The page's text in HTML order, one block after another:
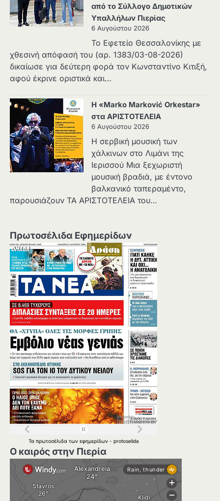
από το Σύλλογο Δημοτικών
Υπαλλήλων Πιερίας
6 Αυγούστου 2026
Το Εφετείο Θεσσαλονίκης με
χθεσινή απόφασή του (αρ. 1383/03-08-2026)
δικαίωσε για δεύτερη φορά τον Κωνσταντίνο Κιτιξή,
αφού έκρινε οριστικά και…
Η «Marko Marković Orkestar»
στα ΑΡΙΣΤΟΤΕΛΕΙΑ
6 Αυγούστου 2026
Η σερβική μουσική των
χάλκινων στο Λιμάνι της
Ιερισσού Μια ξεχωριστή
μουσική βραδιά, με έντονο
βαλκανικό ταπεραμέντο,
παρουσιάζουν ΤΑ ΑΡΙΣΤΟΤΕΛΕΙΑ του…
Πρωτοσέλιδα Εφημερίδων
Τα πρωτοσέλιδα των εφημερίδων - protoselida
Ο καιρός στην Πιερία